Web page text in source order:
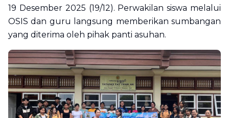
19 Desember 2025 (19/12). Perwakilan siswa melalui
OSIS dan guru langsung memberikan sumbangan
yang diterima oleh pihak panti asuhan.